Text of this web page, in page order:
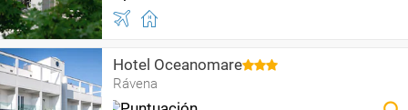
Hotel Oceanomare
Rávena